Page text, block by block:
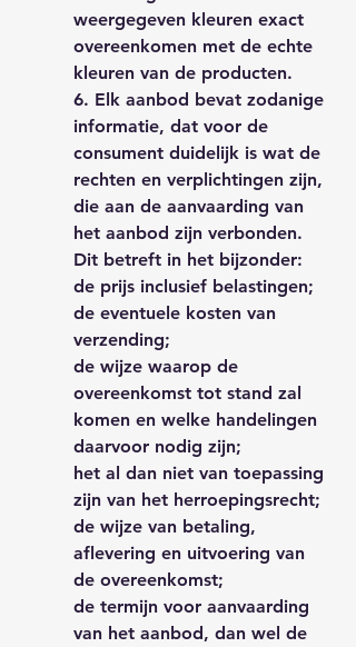
weergegeven kleuren exact
overeenkomen met de echte
kleuren van de producten.
6. Elk aanbod bevat zodanige
informatie, dat voor de
consument duidelijk is wat de
rechten en verplichtingen zijn,
die aan de aanvaarding van
het aanbod zijn verbonden.
Dit betreft in het bijzonder:
de prijs inclusief belastingen;
de eventuele kosten van
verzending;
de wijze waarop de
overeenkomst tot stand zal
komen en welke handelingen
daarvoor nodig zijn;
het al dan niet van toepassing
zijn van het herroepingsrecht;
de wijze van betaling,
aflevering en uitvoering van
de overeenkomst;
de termijn voor aanvaarding
van het aanbod, dan wel de